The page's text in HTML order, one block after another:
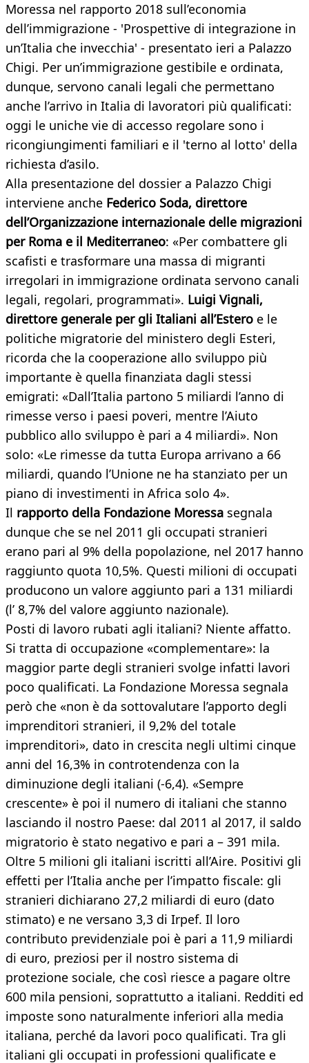
Moressa nel rapporto 2018 sull’economia
dell’immigrazione - 'Prospettive di integrazione in
un’Italia che invecchia' - presentato ieri a Palazzo
Chigi. Per un’immigrazione gestibile e ordinata,
dunque, servono canali legali che permettano
anche l’arrivo in Italia di lavoratori più qualificati:
oggi le uniche vie di accesso regolare sono i
ricongiungimenti familiari e il 'terno al lotto' della
richiesta d’asilo.
Alla presentazione del dossier a Palazzo Chigi
interviene anche Federico Soda, direttore
dell’Organizzazione internazionale delle migrazioni
per Roma e il Mediterraneo: «Per combattere gli
scafisti e trasformare una massa di migranti
irregolari in immigrazione ordinata servono canali
legali, regolari, programmati». Luigi Vignali,
direttore generale per gli Italiani all’Estero e le
politiche migratorie del ministero degli Esteri,
ricorda che la cooperazione allo sviluppo più
importante è quella finanziata dagli stessi
emigrati: «Dall’Italia partono 5 miliardi l’anno di
rimesse verso i paesi poveri, mentre l’Aiuto
pubblico allo sviluppo è pari a 4 miliardi». Non
solo: «Le rimesse da tutta Europa arrivano a 66
miliardi, quando l’Unione ne ha stanziato per un
piano di investimenti in Africa solo 4».
Il rapporto della Fondazione Moressa segnala
dunque che se nel 2011 gli occupati stranieri
erano pari al 9% della popolazione, nel 2017 hanno
raggiunto quota 10,5%. Questi milioni di occupati
producono un valore aggiunto pari a 131 miliardi
(l’ 8,7% del valore aggiunto nazionale).
Posti di lavoro rubati agli italiani? Niente affatto.
Si tratta di occupazione «complementare»: la
maggior parte degli stranieri svolge infatti lavori
poco qualificati. La Fondazione Moressa segnala
però che «non è da sottovalutare l’apporto degli
imprenditori stranieri, il 9,2% del totale
imprenditori», dato in crescita negli ultimi cinque
anni del 16,3% in controtendenza con la
diminuzione degli italiani (-6,4). «Sempre
crescente» è poi il numero di italiani che stanno
lasciando il nostro Paese: dal 2011 al 2017, il saldo
migratorio è stato negativo e pari a – 391 mila.
Oltre 5 milioni gli italiani iscritti all’Aire. Positivi gli
effetti per l’Italia anche per l’impatto fiscale: gli
stranieri dichiarano 27,2 miliardi di euro (dato
stimato) e ne versano 3,3 di Irpef. Il loro
contributo previdenziale poi è pari a 11,9 miliardi
di euro, preziosi per il nostro sistema di
protezione sociale, che così riesce a pagare oltre
600 mila pensioni, soprattutto a italiani. Redditi ed
imposte sono naturalmente inferiori alla media
italiana, perché da lavori poco qualificati. Tra gli
italiani gli occupati in professioni qualificate e